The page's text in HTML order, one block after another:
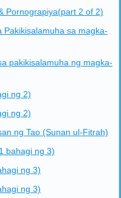
Pornograpiya(part 2 of 2)
Pakikisalamuha sa magka-
pakikisalamuha ng magka-
ng 2)
ng 2)
ng Tao (Sunan ul-Fitrah)
bahagi ng 3)
ng 3)
ng 3)